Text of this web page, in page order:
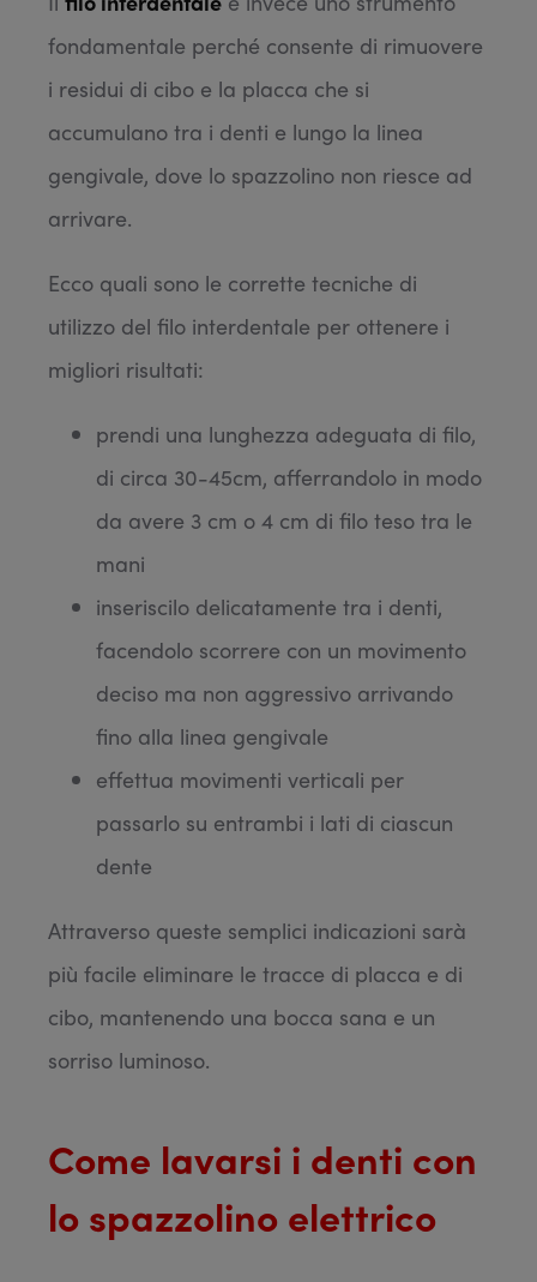
fondamentale perché consente di rimuovere
i residui di cibo e la placca che si
accumulano tra i denti e lungo la linea
gengivale, dove lo spazzolino non riesce ad
arrivare.
Ecco quali sono le corrette tecniche di
utilizzo del filo interdentale per ottenere i
migliori risultati:
prendi una lunghezza adeguata di filo,
di circa 30-45cm, afferrandolo in modo
da avere 3 cm o 4 cm di filo teso tra le
mani
inseriscilo delicatamente tra i denti,
facendolo scorrere con un movimento
deciso ma non aggressivo arrivando
fino alla linea gengivale
effettua movimenti verticali per
passarlo su entrambi i lati di ciascun
dente
Attraverso queste semplici indicazioni sarà
più facile eliminare le tracce di placca e di
cibo, mantenendo una bocca sana e un
sorriso luminoso.
Come lavarsi i denti con
lo spazzolino elettrico